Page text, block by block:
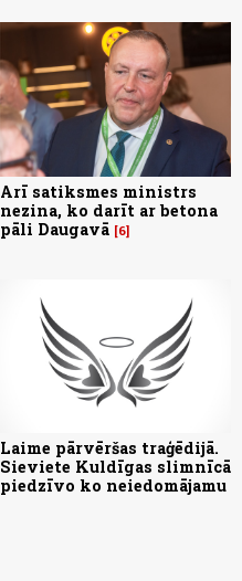
Arī satiksmes ministrs
nezina, ko darīt ar betona
pāli Daugavā 6
Laime pārvēršas traģēdijā.
Sieviete Kuldīgas slimnīcā
piedzīvo ko neiedomājamu